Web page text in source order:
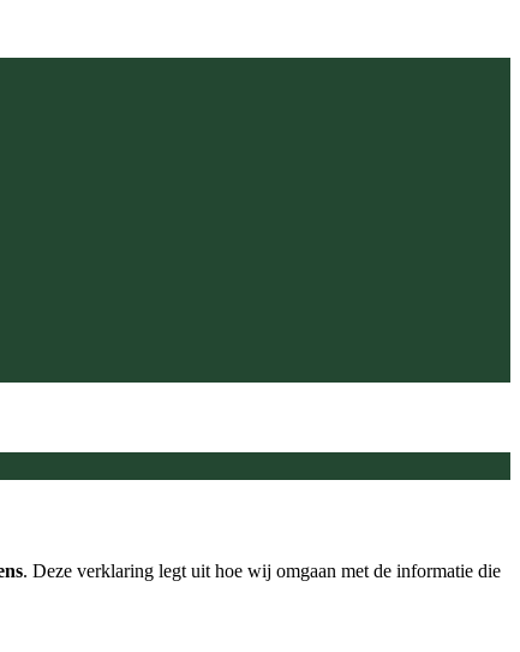
. Deze verklaring legt uit hoe wij omgaan met de informatie die